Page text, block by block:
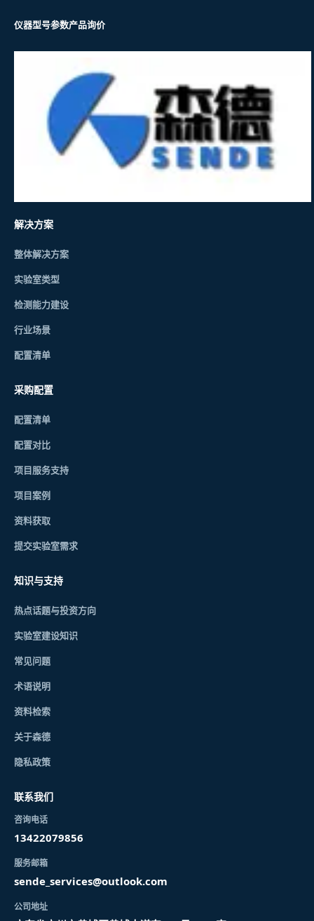
仪器型号参数产品询价
解决方案
整体解决方案
实验室类型
检测能力建设
行业场景
配置清单
采购配置
配置清单
配置对比
项目服务支持
项目案例
资料获取
提交实验室需求
知识与支持
热点话题与投资方向
实验室建设知识
常见问题
术语说明
资料检索
关于森德
隐私政策
联系我们
咨询电话
13422079856
服务邮箱
sende_services@outlook.com
公司地址